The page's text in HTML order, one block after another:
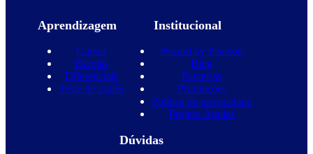
Aprendizagem
Cursos
Escolas
Diferenciais
Teste de inglês
Institucional
Wizard by Pearson
Blog
Parcerias
Promoções
Política de privacidade
Projeto Águias
Dúvidas